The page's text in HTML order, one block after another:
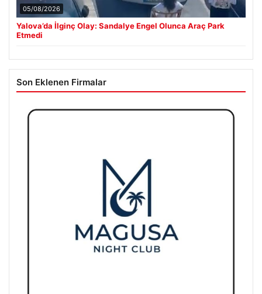
05/08/2026
Yalova’da İlginç Olay: Sandalye Engel Olunca Araç Park
Etmedi
Son Eklenen Firmalar